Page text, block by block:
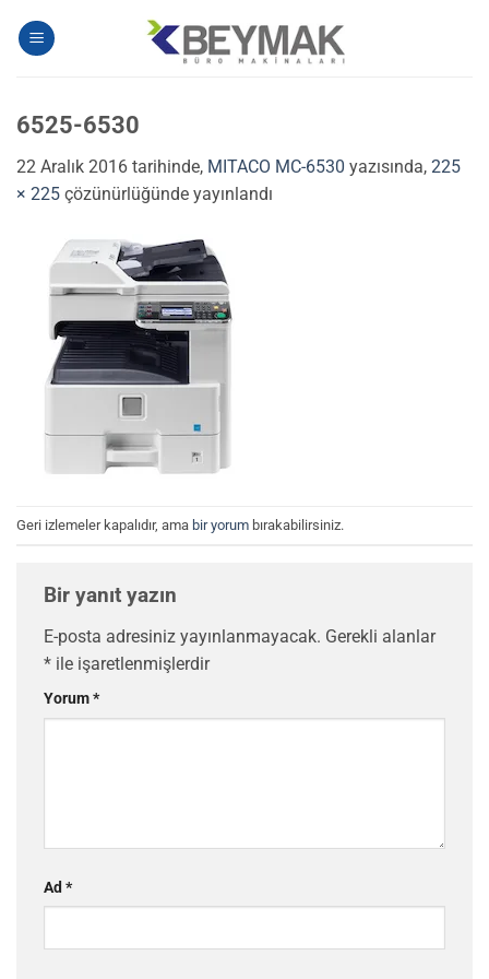
atla
6525-6530
22 Aralık 2016 tarihinde, MITACO MC-6530 yazısında, 225
× 225 çözünürlüğünde yayınlandı
Geri izlemeler kapalıdır, ama bir yorum bırakabilirsiniz.
Bir yanıt yazın
E-posta adresiniz yayınlanmayacak. Gerekli alanlar
* ile işaretlenmişlerdir
Yorum*
Ad *